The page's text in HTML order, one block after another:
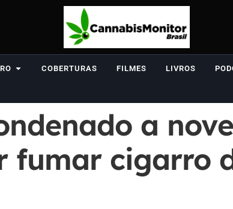
COBERTURAS FILMES LIVROS
a
fumar cigarro